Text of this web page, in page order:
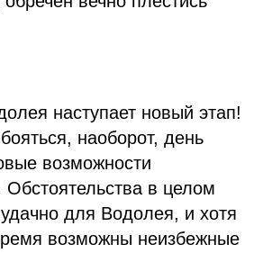
наступает новый этап!
наоборот, день
возможности
Обстоятельства в целом
для Водолея, и хотя
возможны неизбежные